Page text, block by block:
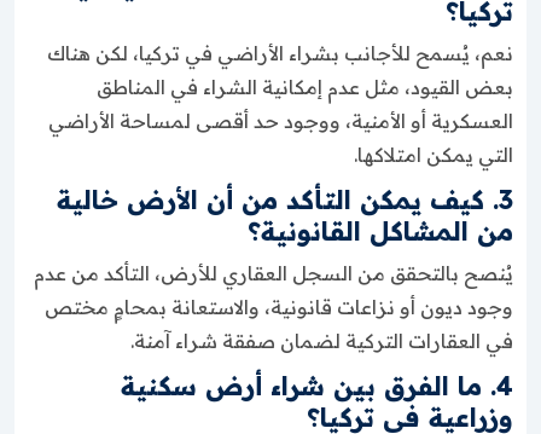
تركيا؟
نعم، يُسمح للأجانب بشراء الأراضي في تركيا، لكن هناك
بعض القيود، مثل عدم إمكانية الشراء في المناطق
العسكرية أو الأمنية، ووجود حد أقصى لمساحة الأراضي
التي يمكن امتلاكها.
3. كيف يمكن التأكد من أن الأرض خالية
من المشاكل القانونية؟
يُنصح بالتحقق من السجل العقاري للأرض، التأكد من عدم
وجود ديون أو نزاعات قانونية، والاستعانة بمحامٍ مختص
في العقارات التركية لضمان صفقة شراء آمنة.
4. ما الفرق بين شراء أرض سكنية
وزراعية في تركيا؟